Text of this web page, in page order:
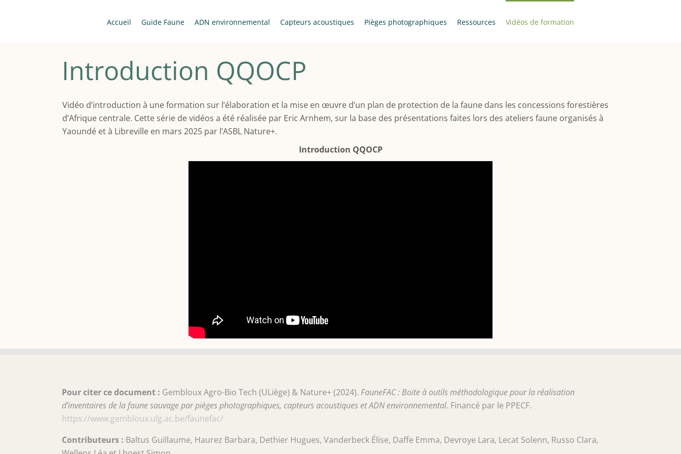
Accueil Guide Faune ADN environnemental Capteurs acoustiques Pièges photographiques Ressources Vidéos de formation
Introduction QQOCP
Vidéo d’introduction à une formation sur l’élaboration et la mise en œuvre d’un plan de protection de la faune dans les concessions forestières
d’Afrique centrale. Cette série de vidéos a été réalisée par Eric Arnhem, sur la base des présentations faites lors des ateliers faune organisés à
Yaoundé et à Libreville en mars 2025 par l’ASBL Nature+.
Introduction QQOCP
Pour citer ce document : Gembloux Agro-Bio Tech (ULiège) & Nature+ (2024). FauneFAC : Boite à outils méthodologique pour la réalisation
d’inventaires de la faune sauvage par pièges photographiques, capteurs acoustiques et ADN environnemental. Financé par le PPECF.
https://www.gembloux.ulg.ac.be/faunefac/
Contributeurs : Baltus Guillaume, Haurez Barbara, Dethier Hugues, Vanderbeck Élise, Daffe Emma, Devroye Lara, Lecat Solenn, Russo Clara,